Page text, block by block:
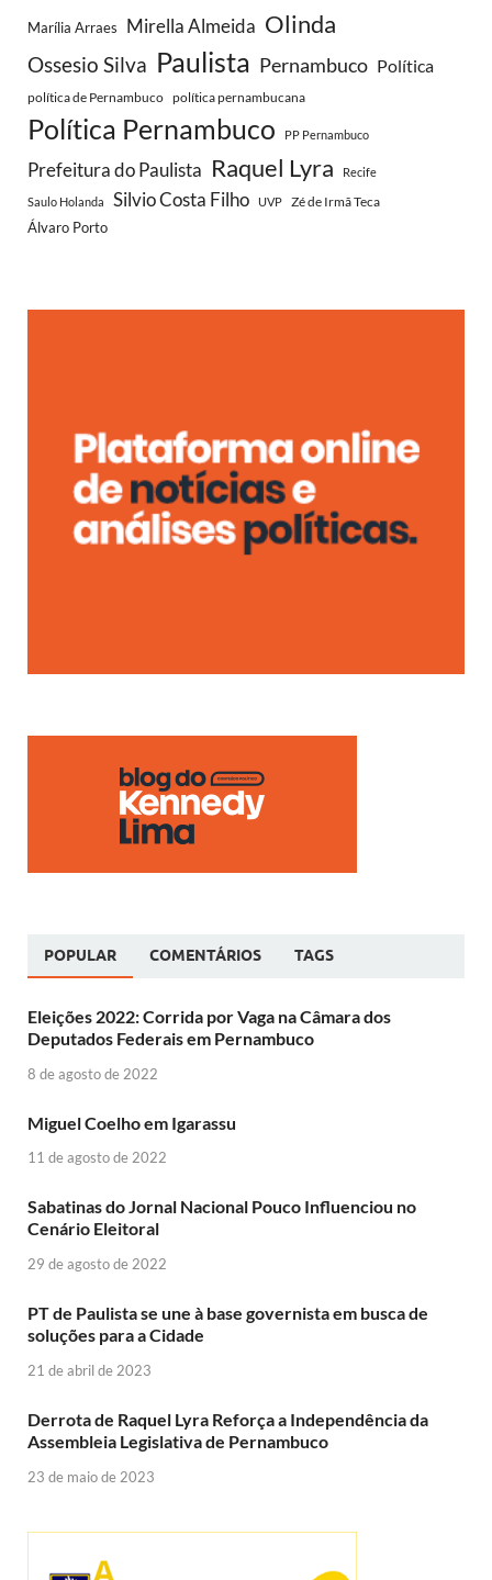
Marília Arraes Mirella Almeida Olinda
Ossesio Silva Paulista Pernambuco Política
política de Pernambuco política pernambucana
Política Pernambuco PP Pernambuco
Prefeitura do Paulista Raquel Lyra Recife
Saulo Holanda Silvio Costa Filho UVP
Zé de Irmã Teca
Álvaro Porto
POPULAR COMENTÁRIOS TAGS
Eleições 2022: Corrida por Vaga na Câmara dos
Deputados Federais em Pernambuco
8 de agosto de 2022
Miguel Coelho em Igarassu
11 de agosto de 2022
Sabatinas do Jornal Nacional Pouco Influenciou no
Cenário Eleitoral
29 de agosto de 2022
PT de Paulista se une à base governista em busca de
soluções para a Cidade
21 de abril de 2023
Derrota de Raquel Lyra Reforça a Independência da
Assembleia Legislativa de Pernambuco
23 de maio de 2023